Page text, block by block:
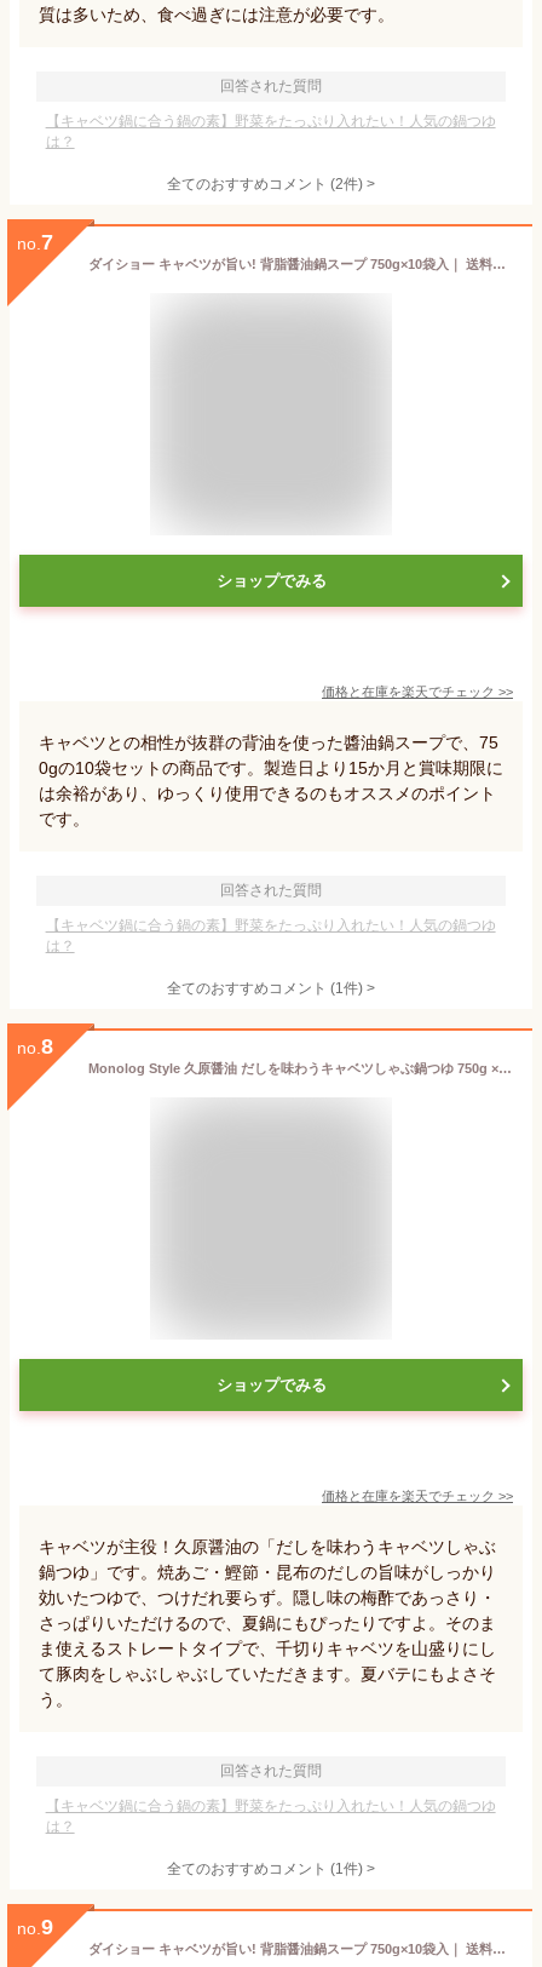
質は多いため、食べ過ぎには注意が必要です。
回答された質問
【キャベツ鍋に合う鍋の素】野菜をたっぷり入れたい！人気の鍋つゆ
は？
全てのおすすめコメント (2件) >
no. 7
ダイショー キャベツが旨い! 背脂醤油鍋スープ 750g×10袋入｜ 送料無料 一般食品 調味料 スープ 鍋用スープ 醤油鍋
ショップでみる
価格と在庫を楽天でチェック >>
キャベツとの相性が抜群の背油を使った醬油鍋スープで、75
0gの10袋セットの商品です。製造日より15か月と賞味期限に
は余裕があり、ゆっくり使用できるのもオススメのポイント
です。
回答された質問
【キャベツ鍋に合う鍋の素】野菜をたっぷり入れたい！人気の鍋つゆ
は？
全てのおすすめコメント (1件) >
no. 8
Monolog Style 久原醤油 だしを味わうキャベツしゃぶ鍋つゆ 750g ×2袋セット ★スラスラ本舗オリジナルポケットティッシュ付き★ 久原 くばら
ショップでみる
価格と在庫を楽天でチェック >>
キャベツが主役！久原醤油の「だしを味わうキャベツしゃぶ
鍋つゆ」です。焼あご・鰹節・昆布のだしの旨味がしっかり
効いたつゆで、つけだれ要らず。隠し味の梅酢であっさり・
さっぱりいただけるので、夏鍋にもぴったりですよ。そのま
ま使えるストレートタイプで、千切りキャベツを山盛りにし
て豚肉をしゃぶしゃぶしていただきます。夏バテにもよさそ
う。
回答された質問
【キャベツ鍋に合う鍋の素】野菜をたっぷり入れたい！人気の鍋つゆ
は？
全てのおすすめコメント (1件) >
no. 9
ダイショー キャベツが旨い! 背脂醤油鍋スープ 750g×10袋入｜ 送料無料 一般食品 調味料 スープ 鍋用スープ 醤油鍋